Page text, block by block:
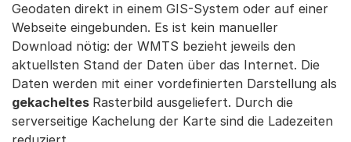
Geodaten direkt in einem GIS-System oder auf einer
Webseite eingebunden. Es ist kein manueller
Download nötig: der WMTS bezieht jeweils den
aktuellsten Stand der Daten über das Internet. Die
Daten werden mit einer vordefinierten Darstellung als
gekacheltes Rasterbild ausgeliefert. Durch die
serverseitige Kachelung der Karte sind die Ladezeiten